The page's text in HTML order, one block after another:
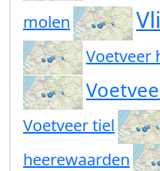
molen
Voetveer
Voetveer tiel
heerewaarden